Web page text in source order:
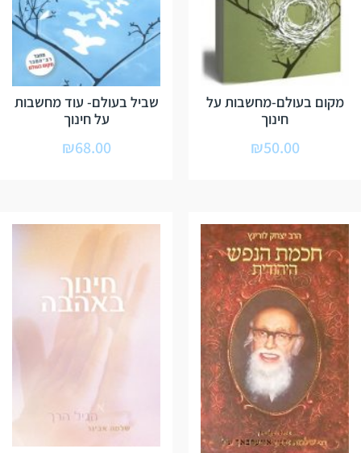
מקום בעולם-מחשבות על
חינוך
₪50.00
שביל בעולם- עוד מחשבות
על חינוך
₪68.00